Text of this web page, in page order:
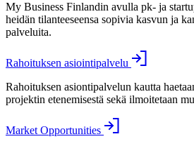
My Business Finlandin avulla pk- ja
heidän tilanteeseensa sopivia kasvun ja
palveluita.
Rahoituksen asiointipalvelu
Rahoituksen asiontipalvelun kautta
projektin etenemisestä sekä ilmoitetaan
Market Opportunities